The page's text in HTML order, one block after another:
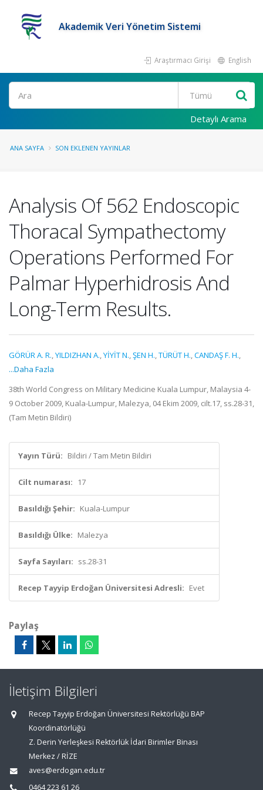
Akademik Veri Yönetim Sistemi
Araştırmacı Girişi English
Ara
Detaylı Arama
ANA SAYFA SON EKLENEN YAYINLAR
Analysis Of 562 Endoscopic
Thoracal Sympathectomy
Operations Performed For
Palmar Hyperhidrosis And
Long-Term Results.
GÖRÜR A. R.,YILDIZHAN A.,YİYİT N.,ŞEN H.,TÜRÜT H.,CANDAŞ F. H.,
...Daha Fazla
38th World Congress on Military Medicine Kuala Lumpur, Malaysia 4-
9 October 2009, Kuala-Lumpur, Malezya, 04 Ekim 2009, cilt.17, ss.28-31,
(Tam Metin Bildiri)
Yayın Türü: Bildiri / Tam Metin Bildiri
Cilt numarası: 17
Basıldığı Şehir: Kuala-Lumpur
Basıldığı Ülke: Malezya
Sayfa Sayıları: ss.28-31
Recep Tayyip Erdoğan Üniversitesi Adresli: Evet
Paylaş
İletişim Bilgileri
Recep Tayyip Erdoğan Üniversitesi Rektörlüğü BAP
Koordinatörlüğü
Z. Derin Yerleşkesi Rektörlük İdari Birimler Binası
Merkez / RİZE
aves@erdogan.edu.tr
0464 223 61 26